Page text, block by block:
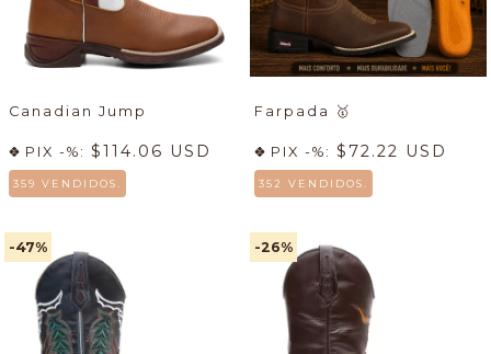
Canadian Jump
PIX -%: $114.06 USD
359 VENDIDOS.
Farpada 🥇
PIX -%: $72.22 USD
352 VENDIDOS.
-47% -26%